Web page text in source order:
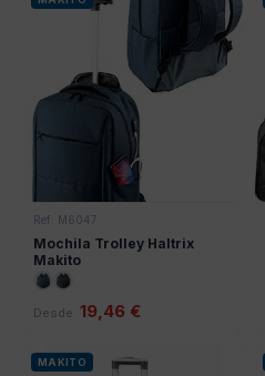
Ref: M6047
Mochila Trolley Haltrix
Makito
Desde 19,46 €
MAKITO